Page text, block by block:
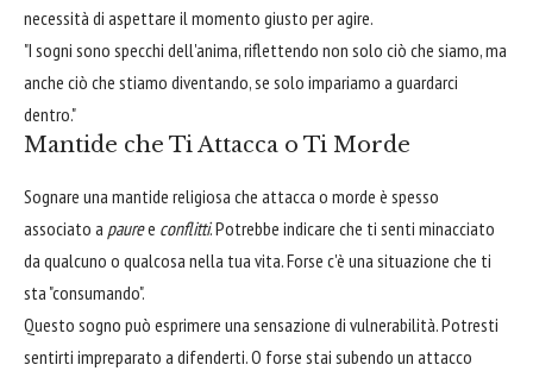
necessità di aspettare il momento giusto per agire.
"I sogni sono specchi dell'anima, riflettendo non solo ciò che siamo, ma
anche ciò che stiamo diventando, se solo impariamo a guardarci
dentro."
Mantide che Ti Attacca o Ti Morde
Sognare una mantide religiosa che attacca o morde è spesso
associato a pauree conflitti. Potrebbe indicare che ti senti minacciato
da qualcuno o qualcosa nella tua vita. Forse c'è una situazione che ti
sta "consumando".
Questo sogno può esprimere una sensazione di vulnerabilità. Potresti
sentirti impreparato a difenderti. O forse stai subendo un attacco